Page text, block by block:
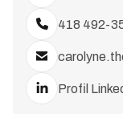
418 492-
Profil